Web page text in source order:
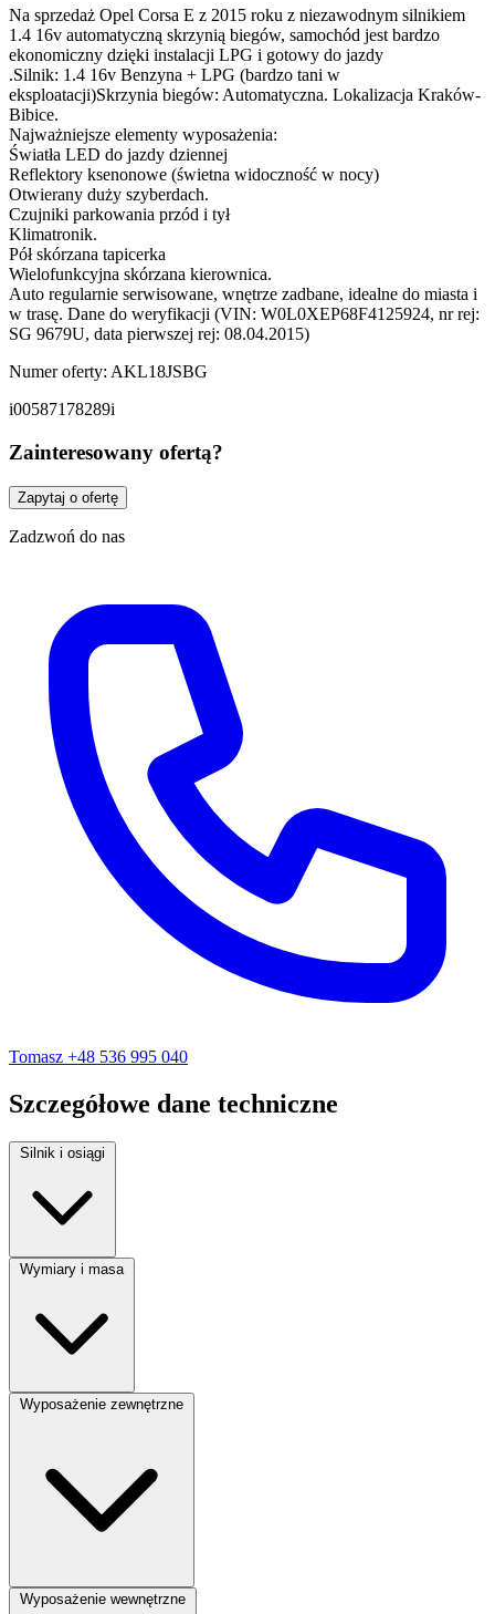
Na sprzedaż Opel Corsa E z 2015 roku z niezawodnym silnikiem
1.4 16v automatyczną skrzynią biegów, samochód jest bardzo
ekonomiczny dzięki instalacji LPG i gotowy do jazdy
.Silnik: 1.4 16v Benzyna + LPG (bardzo tani w
eksploatacji)Skrzynia biegów: Automatyczna. Lokalizacja Kraków-
Bibice.
Najważniejsze elementy wyposażenia:
Światła LED do jazdy dziennej
Reflektory ksenonowe (świetna widoczność w nocy)
Otwierany duży szyberdach.
Czujniki parkowania przód i tył
Klimatronik.
Pół skórzana tapicerka
Wielofunkcyjna skórzana kierownica.
Auto regularnie serwisowane, wnętrze zadbane, idealne do miasta i
w trasę. Dane do weryfikacji (VIN: W0L0XEP68F4125924, nr rej:
SG 9679U, data pierwszej rej: 08.04.2015)
Numer oferty: AKL18JSBG
i00587178289i
Zainteresowany ofertą?
Zapytaj o ofertę
Zadzwoń do nas
Tomasz +48 536 995 040
Szczegółowe dane techniczne
Silnik i osiągi
Moc silnika:90 KM
Wymiary i masa
Liczba miejsc: 5
Wyposażenie zewnętrzne
Lakier metalik:Tak
Wyposażenie wewnętrzne